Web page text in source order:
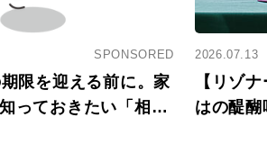
SPONSORED
限を迎える前に。家
っておきたい「相続
2026.07.13
【リゾ
はの醍